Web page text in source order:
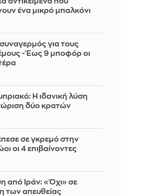
ένα μικρό μπαλκόνι
για τους
- Έως 9 μποφόρ οι
Η ιδανική λύση
δύο κρατών
σε γκρεμό στην
οι 4 επιβαίνοντες
από Ιράν: «Όχι» σε
των απευθείας